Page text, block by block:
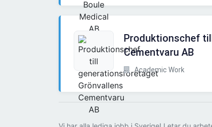
Produktionschef
Cementvaru AB
Academic Work